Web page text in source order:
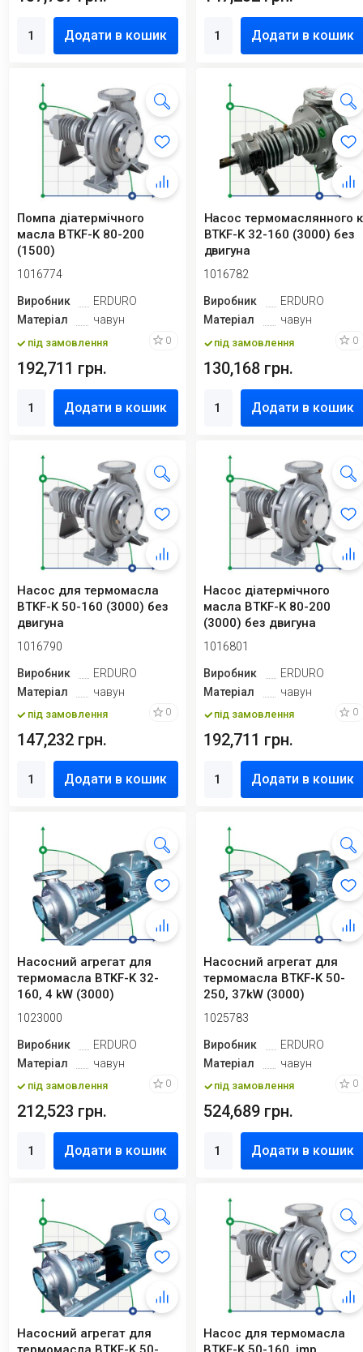
Додати в кошик Додати в кошик
Помпа діатермічного
масла BTKF-K 80-200
(1500)
1016774
Виробник
ERDURO
Матеріал
чавун
під замовлення 0
192,711 грн.
Додати в кошик
Насос термомаслянного
BTKF-K 32-160 (3000) без
двигуна
1016782
Виробник
ERDURO
Матеріал
чавун
під замовлення 0
130,168 грн.
Додати в кошик
Насос для термомасла
BTKF-K 50-160 (3000) без
двигуна
1016790
Виробник
ERDURO
Матеріал
чавун
під замовлення 0
147,232 грн.
Додати в кошик
Насос діатермічного
масла BTKF-K 80-200
(3000) без двигуна
1016801
Виробник
ERDURO
Матеріал
чавун
під замовлення 0
192,711 грн.
Додати в кошик
Насосний агрегат для
термомасла BTKF-K 32-
160, 4 kW (3000)
1023000
Виробник
ERDURO
Матеріал
чавун
під замовлення 0
212,523 грн.
Додати в кошик
Насосний агрегат для
термомасла BTKF-K 50-
250, 37kW (3000)
1025783
Виробник
ERDURO
Матеріал
чавун
під замовлення 0
524,689 грн.
Додати в кошик
Насосний агрегат для
Насос для термомасла